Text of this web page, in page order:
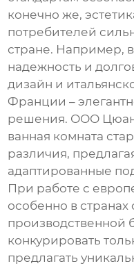
конечно же,
потребителей
стране. Например,
надежность и
дизайн и
Франции –
решения. ООО
ванная комната
различия,
адаптированные
При работе с
особенно в
производственной
конкурировать
предлагать